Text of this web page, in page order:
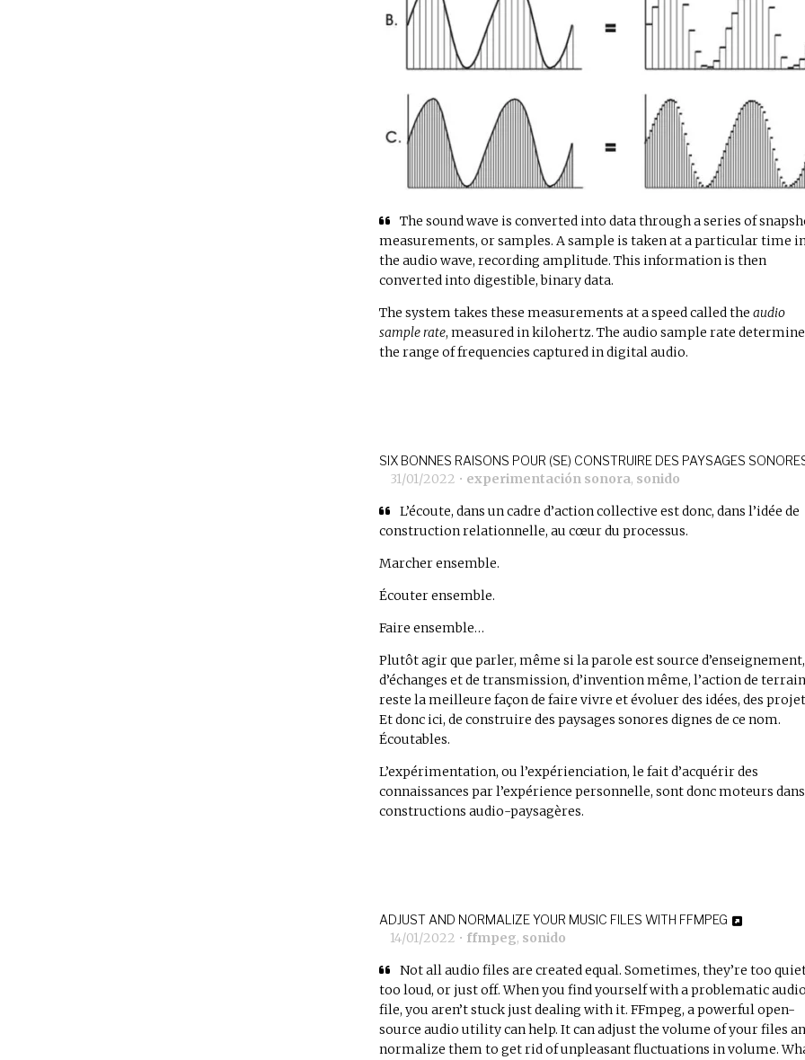
The sound wave is converted into data through a series of
measurements, orsamples. A sample is taken at a particular time
the audio wave, recording amplitude. This information is then
converted into digestible, binary data.
The system takes these measurements at a speed called the audio
sample rate, measured in kilohertz. The audio sample rate
the range of frequencies captured in digital audio.
SIX BONNES RAISONS POUR (SE) CONSTRUIRE DES PAYSAGES
31/01/2022 • experimentación sonora, sonido
L’écoute, dans un cadre d’action collective est donc, dans l’idée de
construction relationnelle, au cœur du processus.
Marcher ensemble.
Écouter ensemble.
Faire ensemble…
Plutôt agir que parler, même si la parole est source d’enseignement,
d’échanges et de transmission, d’invention même, l’action de terrain
reste la meilleure façon de faire vivre et évoluer des idées, des
Et donc ici, de construire des paysages sonores dignes de ce nom.
Écoutables.
L’expérimentation, ou l’expérienciation, le fait d’acquérir des
connaissances par l’expérience personnelle, sont donc moteurs
constructions audio-paysagères.
ADJUST AND NORMALIZE YOUR MUSIC FILES WITH FFMPEG
14/01/2022 • ffmpeg, sonido
Not all audio files are created equal. Sometimes, they’re too
too loud, or just off. When you find yourself with a problematic
file, you aren’t stuck just dealing with it. FFmpeg, a powerful open-
source audio utility can help. It can adjust the volume of your files
normalize them to get rid of unpleasant fluctuations in volume.